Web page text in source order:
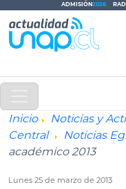
ADMISIÓN2026
Inicio Noticias y
Central
Noticias
académico 2013
Lunes 25 de marzo de 2013